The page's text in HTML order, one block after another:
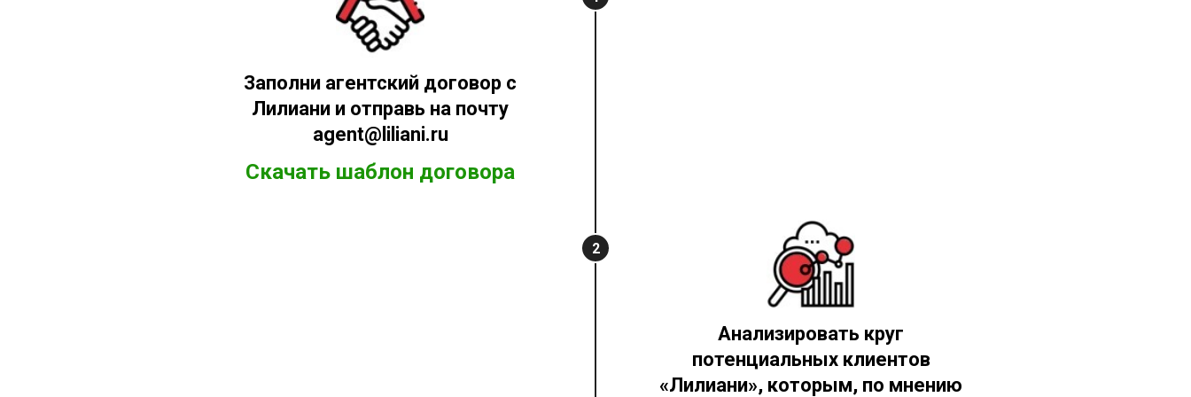
Заполни агентский договор с
Лилиани и отправь на почту
agent@liliani.ru
Скачать шаблон договора
2
Анализировать круг
потенциальных клиентов
«Лилиани», которым, по мнению